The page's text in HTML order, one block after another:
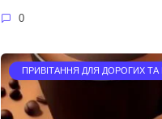
0
ПРИВІТАННЯ ДЛЯ ДОРОГИХ ТА